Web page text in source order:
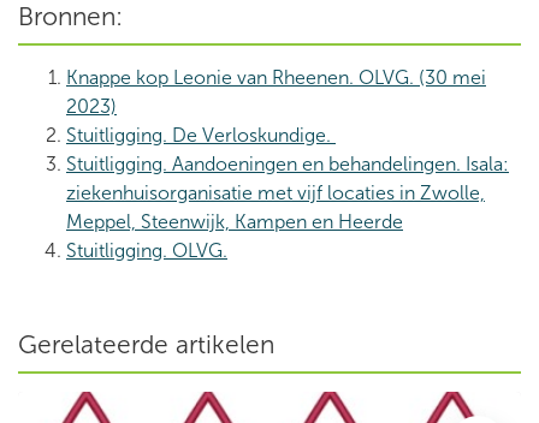
Bronnen:
Knappe kop Leonie van Rheenen. OLVG. (30 mei
2023)
Stuitligging. De Verloskundige.
Stuitligging. Aandoeningen en behandelingen. Isala:
ziekenhuisorganisatie met vijf locaties in Zwolle,
Meppel, Steenwijk, Kampen en Heerde
Stuitligging. OLVG.
Gerelateerde artikelen
Rupturen